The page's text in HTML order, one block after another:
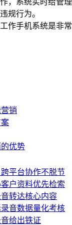
，系统实时给管理
规行为。
作手机系统是非常
销
优势
平台协作不脱节
户资料优先检索
转达核心内容
音数据量化考核
给出铁证